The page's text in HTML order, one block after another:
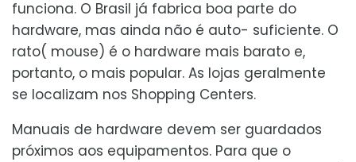
funciona. O Brasil já fabrica boa parte do
hardware, mas ainda não é auto- suficiente. O
rato( mouse) é o hardware mais barato e,
portanto, o mais popular. As lojas geralmente
se localizam nos Shopping Centers.
Manuais de hardware devem ser guardados
próximos aos equipamentos. Para que o